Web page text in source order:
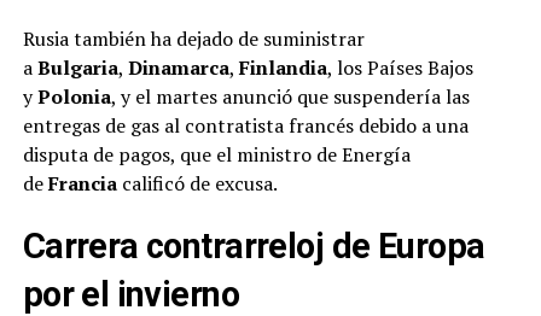
Rusia también ha dejado de suministrar
aBulgaria, Dinamarca,Finlandia, los Países Bajos
yPolonia, y el martes anunció que suspendería las
entregas de gas al contratista francés debido a una
disputa de pagos, que el ministro de Energía
deFrancia calificó de excusa.
Carrera contrarreloj de Europa
por el invierno